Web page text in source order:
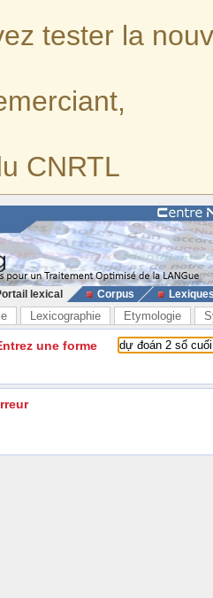
tester la
CNRTL
lexical Corpus
Lexicographie Etymologie
une forme